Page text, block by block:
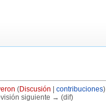
(Discusión contribuciones)
siguiente → (dif)